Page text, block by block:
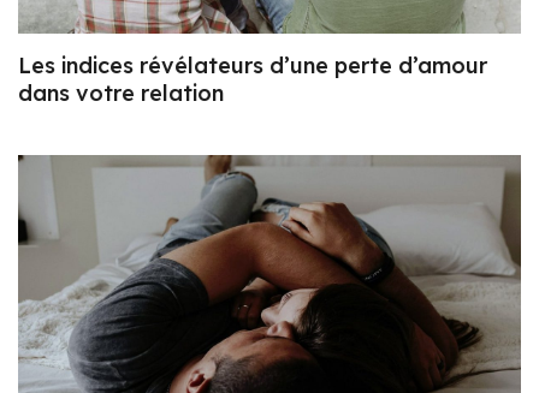
Les indices révélateurs d’une perte d’amour
dans votre relation